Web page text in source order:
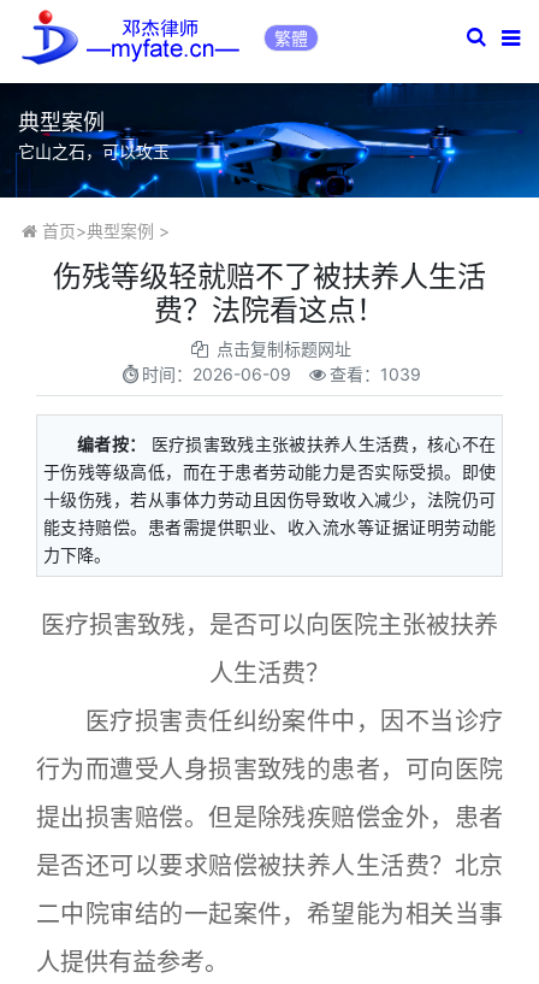
繁體
典型案例
它山之石，可以攻玉
首页>典型案例 >
伤残等级轻就赔不了被扶养人生活
费？法院看这点！
点击复制标题网址
时间： 2026-06-09 查看：1039
编者按：
医疗损害致残主张被扶养人生活费，核心不在
于伤残等级高低，而在于患者劳动能力是否实际受损。即使
十级伤残，若从事体力劳动且因伤导致收入减少，法院仍可
能支持赔偿。患者需提供职业、收入流水等证据证明劳动能
力下降。
医疗损害致残，是否可以向医院主张被扶养
人生活费？
医疗损害责任纠纷案件中，因不当诊疗
行为而遭受人身损害致残的患者，可向医院
提出损害赔偿。但是除残疾赔偿金外，患者
是否还可以要求赔偿被扶养人生活费？北京
二中院审结的一起案件，希望能为相关当事
人提供有益参考。